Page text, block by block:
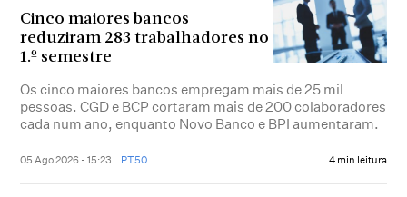
Cinco maiores bancos
reduziram 283 trabalhadores no
1.º semestre
Os cinco maiores bancos empregam mais de 25 mil
pessoas. CGD e BCP cortaram mais de 200 colaboradores
cada num ano, enquanto Novo Banco e BPI aumentaram.
05 Ago 2026 - 15:23 PT50 4 min leitura